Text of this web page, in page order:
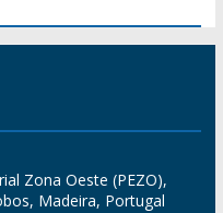
Zona Oeste (PEZO),
Madeira, Portugal